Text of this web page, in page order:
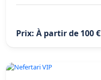
Prix: À partir de 100 €